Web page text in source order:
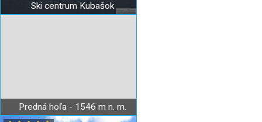
Ski centrum Kubašok
Predná hoľa - 1546 m n. m.